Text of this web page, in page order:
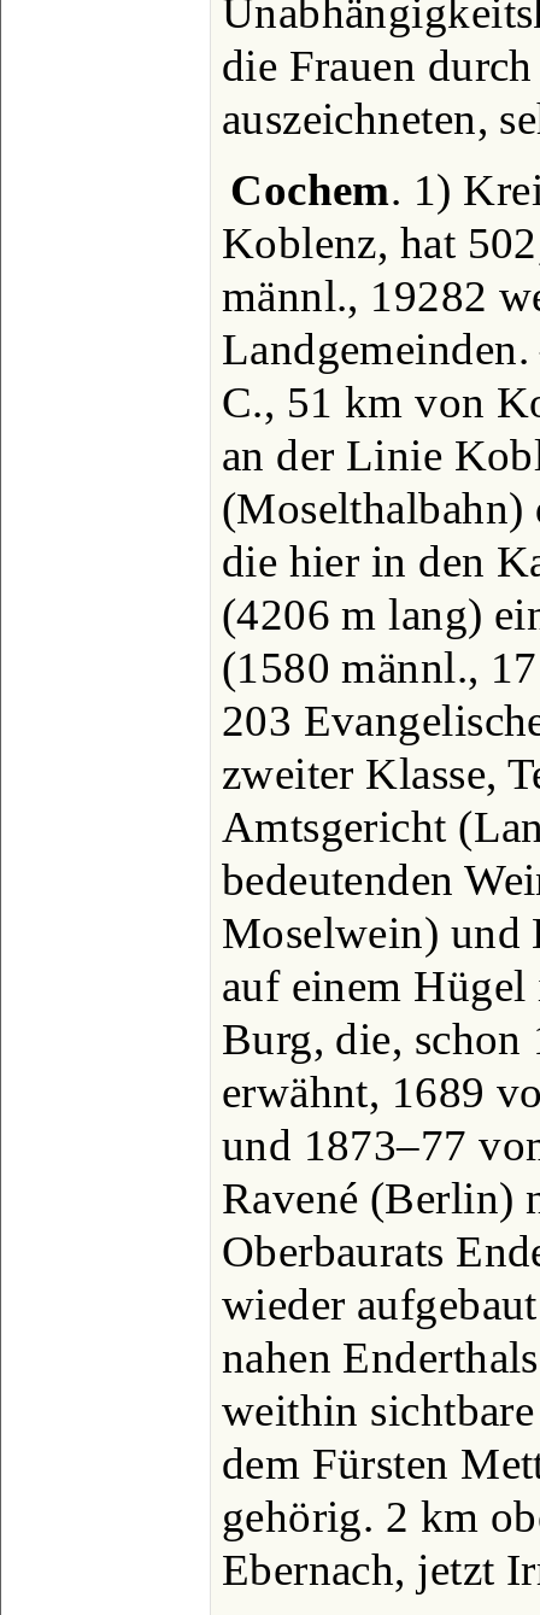
die Frauen
auszeichneten,
Cochem. 1)
Koblenz, hat
männl., 19282
C., 51 km von
an der Linie
(Moselthalbahn)
die hier in den
(4206 m lang)
(1580 männl.,
203
zweiter Klasse,
Amtsgericht
bedeutenden
Moselwein) und
auf einem
Burg, die,
erwähnt, 1689
und 1873‒77
Ravené (Berlin)
Oberbaurats
wieder
nahen
weithin
dem Fürsten
gehörig. 2 km
Ebernach, jetzt